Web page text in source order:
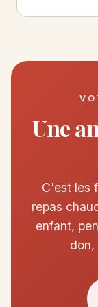
Une
C'est les
repas
enfant,
don,